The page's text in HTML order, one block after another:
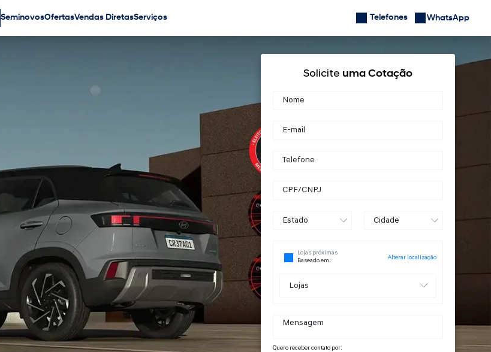
SeminovosOfertasVendas DiretasServiços Telefones WhatsApp
Solicite uma Cotação
Lojas próximas
Baseado em:
Alterar localização
Quero receber contato por: